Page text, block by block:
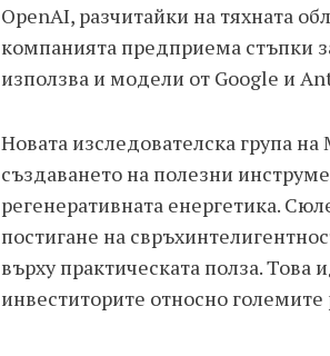
OpenAI, разчитайки на тяхната
компанията предприема стъпки
използва и модели от Google и
Новата изследователска група
създаването на полезни
регенеративната енергетика.
постигане на
върху практическата полза.
инвеститорите относно